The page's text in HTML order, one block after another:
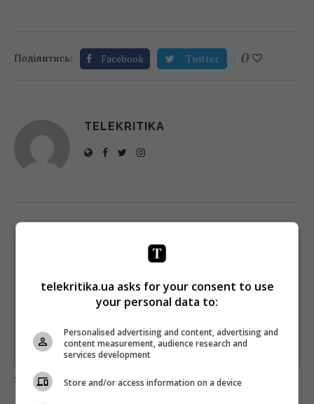
Поділитись: Facebook Twitter 0
TELEKRITIKA
Щотижневий лист з найцікавішим.
!
Підпишіться ще раз, якщо не отримуєте від нас листи
Предоставлено SendPulse
загрузка...
telekritika.ua asks for your consent to use
your personal data to:
Personalised advertising and content, advertising and
content measurement, audience research and
services development
Store and/or access information on a device